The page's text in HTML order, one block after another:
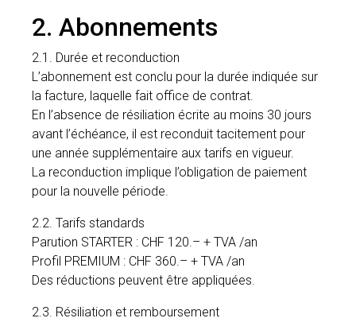
2. Abonnements
2.1. Durée et reconduction
L’abonnement est conclu pour la durée indiquée sur
la facture, laquelle fait office de contrat.
En l’absence de résiliation écrite au moins 30 jours
avant l’échéance, il est reconduit tacitement pour
une année supplémentaire aux tarifs en vigueur.
La reconduction implique l’obligation de paiement
pour la nouvelle période.
2.2. Tarifs standards
Parution STARTER : CHF 120.– + TVA /an
Profil PREMIUM : CHF 360.– + TVA /an
Des réductions peuvent être appliquées.
2.3. Résiliation et remboursement